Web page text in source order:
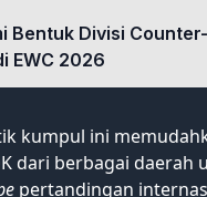
Bentuk Divisi
EWC 2026
kumpul ini
dari berbagai daerah
pertandingan